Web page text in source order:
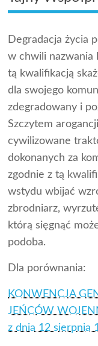
Degradacja życia
w chwili nazwania
tą kwalifikacją
dla swojego
zdegradowany i
Szczytem
cywilizowane
dokonanych za
zgodnie z tą
wstydu wbijać
zbrodniarz,
którą sięgnąć
podoba.
Dla porównania:
KONWENCJA
JEŃCÓW
z dnia 12 sierpnia